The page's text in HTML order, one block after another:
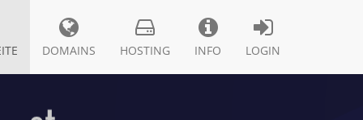
DOMAINS HOSTING INFO LOGIN